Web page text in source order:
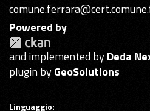
Powered by
and implemented byDeda
plugin byGeoSolutions
Linguaggio